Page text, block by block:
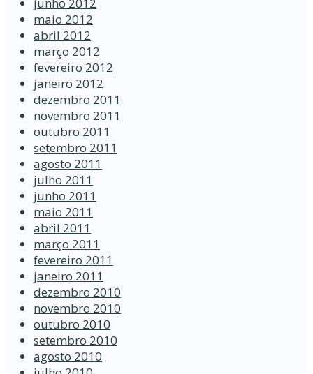
maio 2012
abril 2012
março 2012
fevereiro 2012
janeiro 2012
dezembro 2011
novembro 2011
outubro 2011
setembro 2011
agosto 2011
julho 2011
junho 2011
maio 2011
abril 2011
março 2011
fevereiro 2011
janeiro 2011
dezembro 2010
novembro 2010
outubro 2010
setembro 2010
agosto 2010